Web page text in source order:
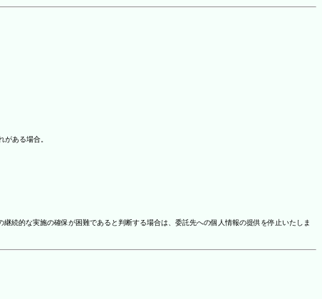
ある場合。
続的な実施の確保が困難であると判断する場合は、委託先への個人情報の提供を停止いたしま